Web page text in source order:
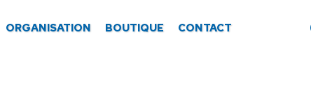
ORGANISATION BOUTIQUE CONTACT